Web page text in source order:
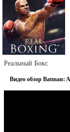
Реальный Бокс
Видео обзор Batman: